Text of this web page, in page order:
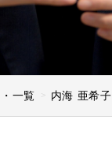
一覧 内海 亜希子